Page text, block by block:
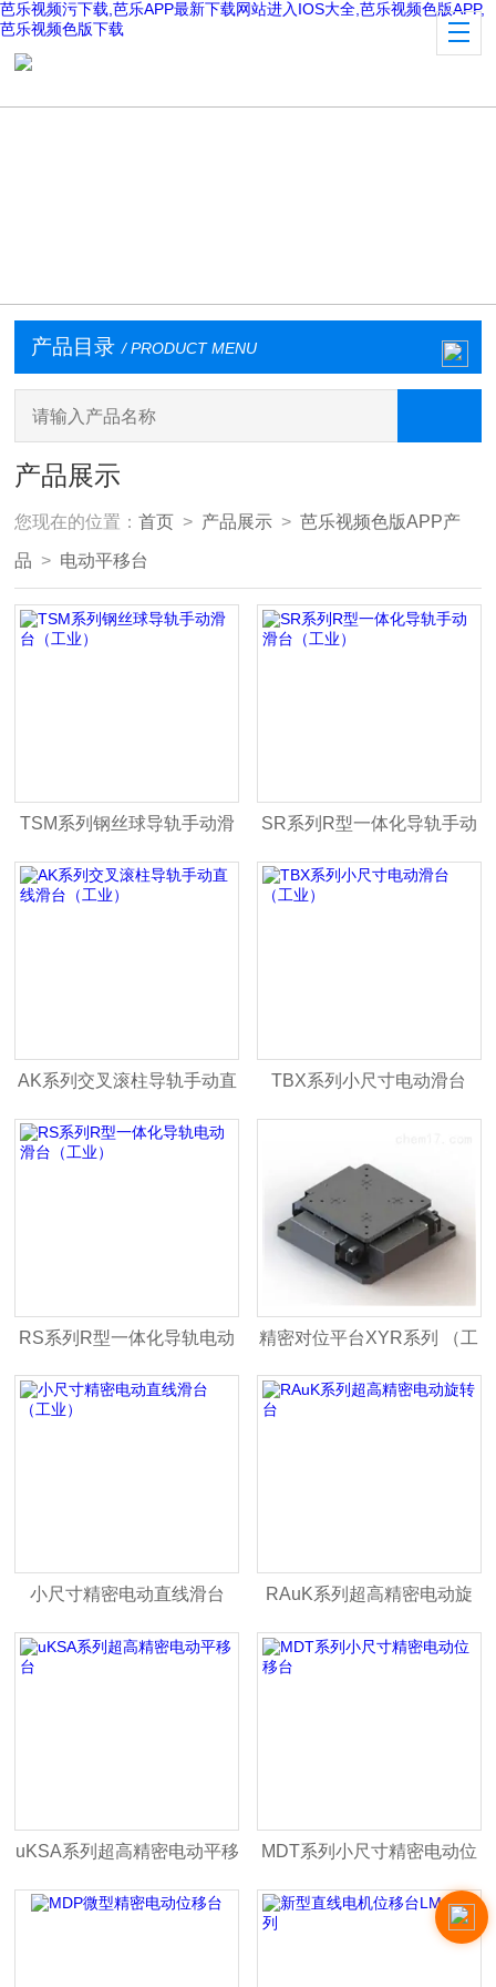
芭乐视频污下载,芭乐APP最新下载网站进入IOS大全,芭乐视频色版APP,
芭乐视频色版下载
产品目录 / PRODUCT MENU
产品展示
您现在的位置：首页 > 产品展示 >芭乐视频色版APP产
品 > 电动平移台
TSM系列钢丝球导轨手动滑
台（工业）
SR系列R型一体化导轨手动
滑台（工业）
AK系列交叉滚柱导轨手动直
线滑台（工业）
TBX系列小尺寸电动滑台
（工业）
RS系列R型一体化导轨电动
滑台（工业）
精密对位平台XYR系列 （工
业）
小尺寸精密电动直线滑台
（工业）
RAuK系列超高精密电动旋
转台
uKSA系列超高精密电动平移
台
MDT系列小尺寸精密电动位
移台